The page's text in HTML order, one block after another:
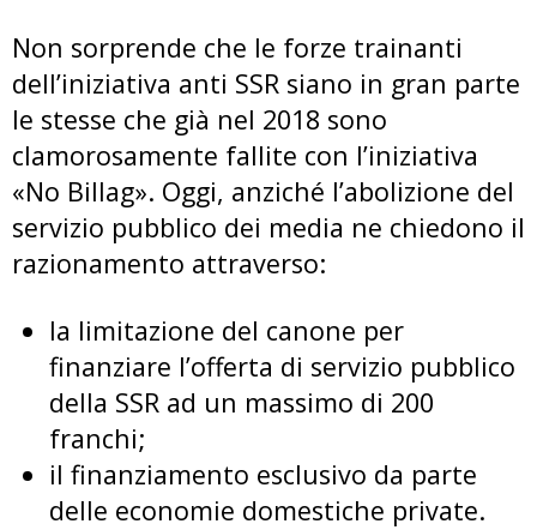
Non sorprende che le forze trainanti
dell’iniziativa anti SSR siano in gran parte
le stesse che già nel 2018 sono
clamorosamente fallite con l’iniziativa
«No Billag». Oggi, anziché l’abolizione del
servizio pubblico dei media ne chiedono il
razionamento attraverso:
la limitazione del canone per
finanziare l’offerta di servizio pubblico
della SSR ad un massimo di 200
franchi;
il finanziamento esclusivo da parte
delle economie domestiche private.